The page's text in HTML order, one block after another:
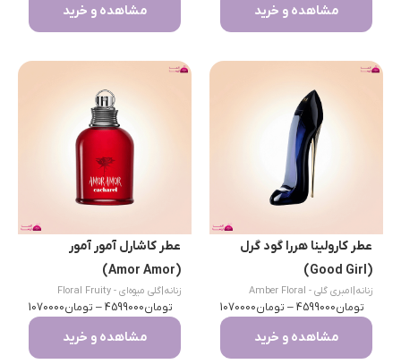
مشاهده و خرید مشاهده و خرید
عطر کارولینا هررا گود گرل
(Good Girl)
زنانه امبری گلی - Amber Floral
تومان4599000
– تومان1070000
مشاهده و خرید
عطر کاشارل آمور آمور
(Amor Amor)
زنانه گلی میوه‌ای - Floral Fruity
تومان4599000
– تومان1070000
مشاهده و خرید